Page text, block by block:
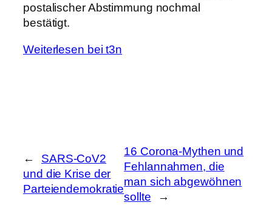
postalischer Abstimmung nochmal
bestätigt.
Weiterlesen bei t3n
←
SARS-CoV2
und die Krise der
Parteiendemokratie
16 Corona-Mythen und
Fehlannahmen, die
man sich abgewöhnen
sollte
→